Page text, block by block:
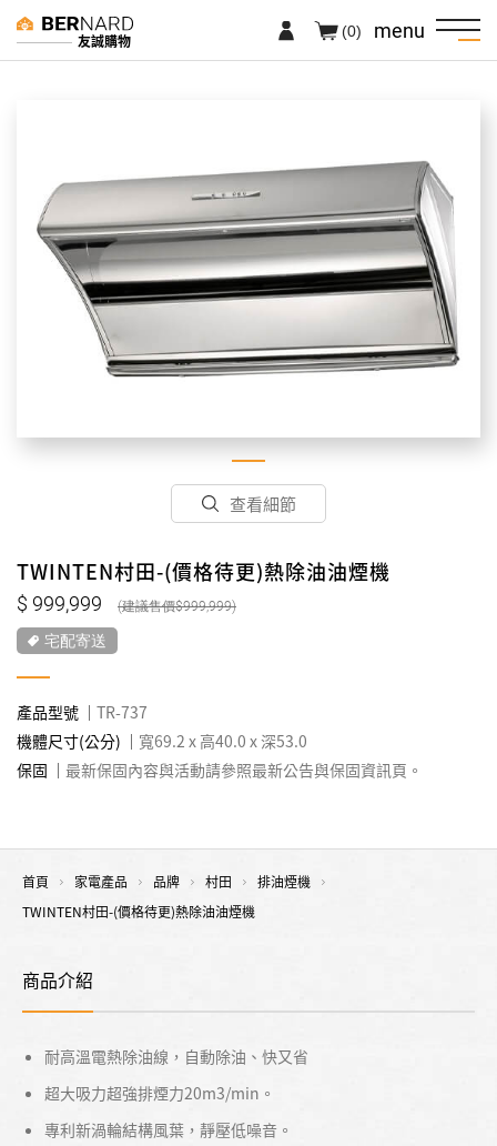
友誠購物 menu
(0)
查看細節
TWINTEN村田-(價格待更)熱除油油煙機
999,999 999,999
宅配寄送
產品型號
TR-737
機體尺寸(公分)
寬69.2 x 高40.0 x 深53.0
保固
最新保固內容與活動請參照最新公告與保固資訊頁。
首頁 家電產品 品牌 村田
排油煙機
TWINTEN村田-(價格待更)熱除油油煙機
商品介紹
耐高溫電熱除油線，自動除油、快又省
超大吸力超強排煙力20m3/min。
專利新渦輪結構風葉，靜壓低噪音。